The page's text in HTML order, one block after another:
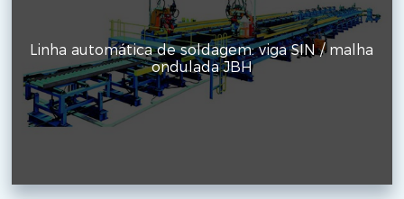
Linha automática de soldagem: viga SIN / malha
ondulada JBH